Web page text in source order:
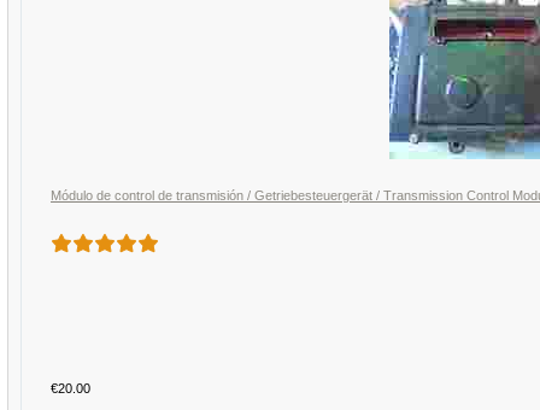
Módulo de control de transmisión / Getriebesteuergerät / Transmission Control
€20.00